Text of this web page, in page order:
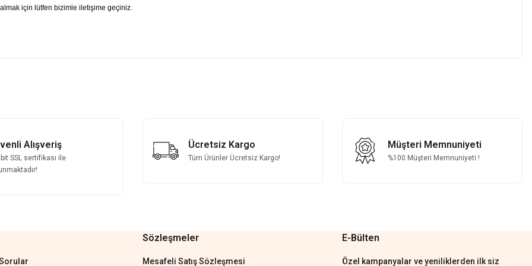
için lütfen bizimle iletişime geçiniz.
Gönder
Alışveriş
SSL sertifikası ile
Ücretsiz Kargo
Tüm Ürünler Ücretsiz Kargo!
Müşteri Memnuniyeti
%100 Müşteri Memnuniyeti !
Sözleşmeler
Mesafeli Satış Sözleşmesi
E-Bülten
Özel kampanyalar ve yeniliklerden ilk siz